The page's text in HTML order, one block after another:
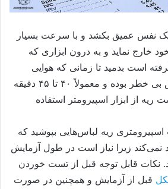
یک نفس عمیق بکشد و با سرعت بسیار
خارج نماید و به درون ابزاری که
است بدمید تا زمانی که هوایی
خارج نشود. این آزمایش بی خطر بوده و معمولاً ۴۰ تا ۴۵ دقیقه
از ابزار اسپیرومتر استفاده
ریه لباس‌هایی بپوشید که
زیرا نیاز است در طول آزمایش
نکات قابل توجه قبل از تست خوردن
قبل از آزمایش و همچنین در صورت